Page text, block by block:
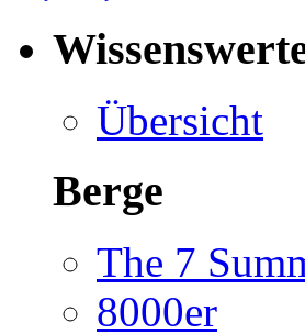
Übersicht
Berge
The 7
8000er